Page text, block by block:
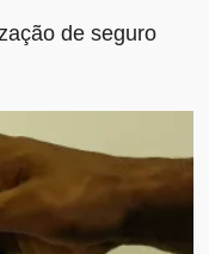
de seguro